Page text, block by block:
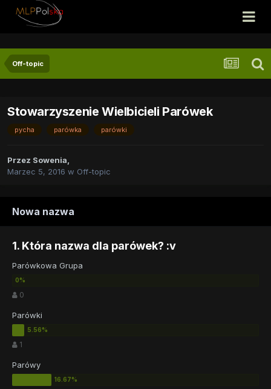
Off-topic
Stowarzyszenie Wielbicieli Parówek
pycha parówka parówki
Przez Sowenia,
Marzec 5, 2016 w Off-topic
Nowa nazwa
1. Która nazwa dla parówek? :v
Parówkowa Grupa
0
Parówki
1
Parówy